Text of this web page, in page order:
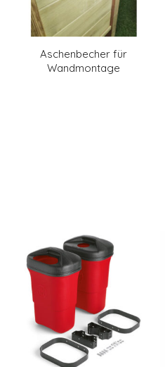
Aschenbecher für
Wandmontage